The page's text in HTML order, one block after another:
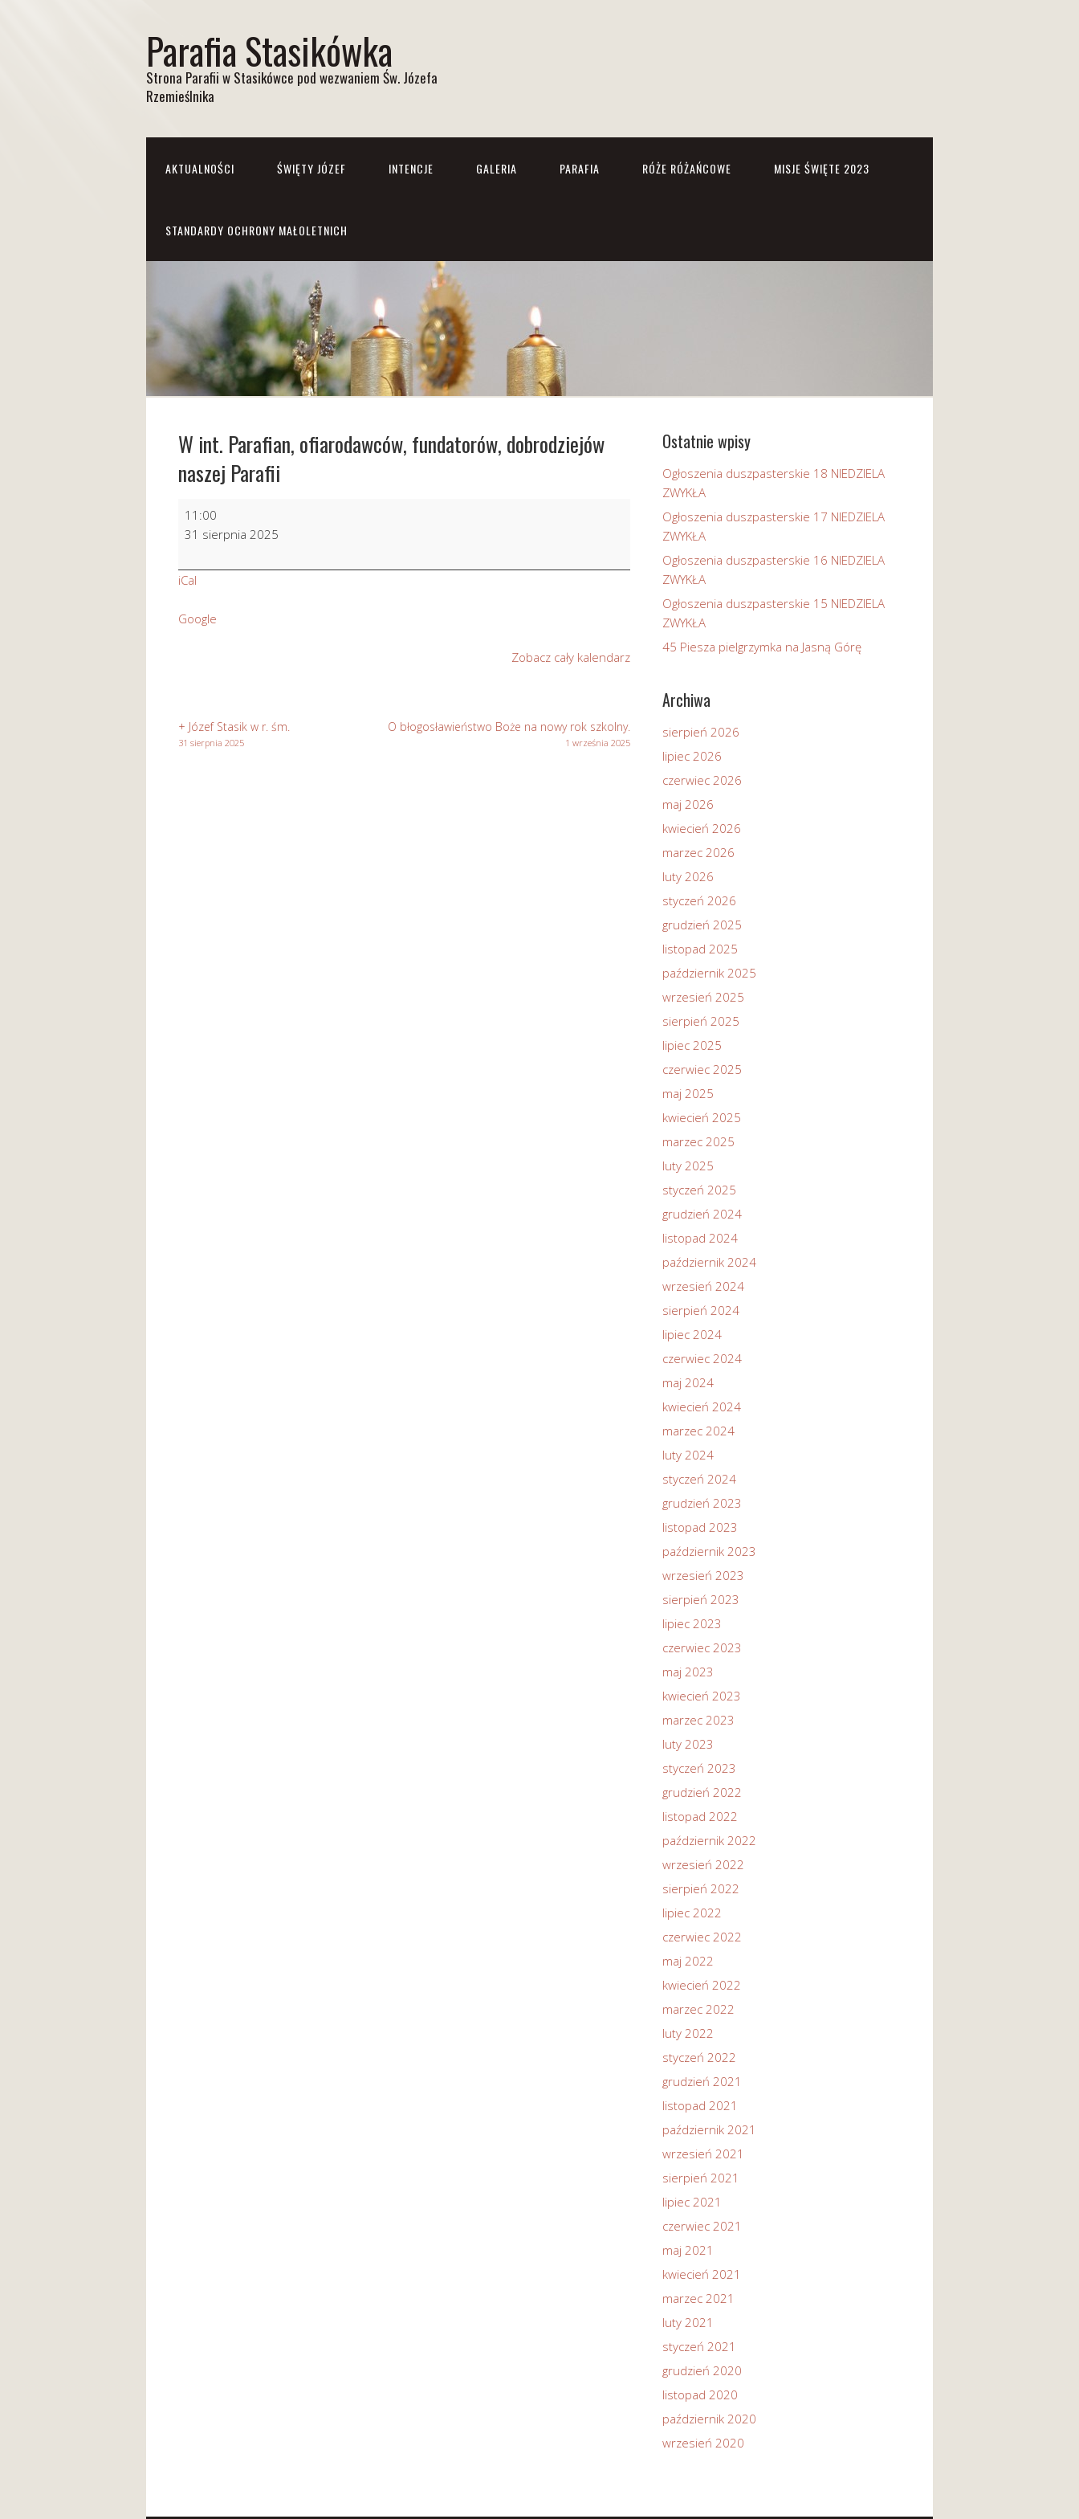
Parafia Stasikówka
Strona Parafii w Stasikówce pod wezwaniem Św. Józefa
Rzemieślnika
AKTUALNOŚCI ŚWIĘTY JÓZEF INTENCJE GALERIA PARAFIA RÓŻE RÓŻAŃCOWE MISJE ŚWIĘTE 2023
STANDARDY OCHRONY MAŁOLETNICH
W int. Parafian, ofiarodawców, fundatorów, dobrodziejów
naszej Parafii
W
int.
Parafian,
ofiarodawców,
fundatorów,
naszej
11:00
31 sierpnia 2025
iCal
Google
Zobacz cały kalendarz
+ Józef Stasik w r. śm.
31 sierpnia 2025
O błogosławieństwo Boże na nowy rok szkolny.
1 września 2025
Ostatnie wpisy
Ogłoszenia duszpasterskie 18 NIEDZIELA
ZWYKŁA
Ogłoszenia duszpasterskie 17 NIEDZIELA
ZWYKŁA
Ogłoszenia duszpasterskie 16 NIEDZIELA
ZWYKŁA
Ogłoszenia duszpasterskie 15 NIEDZIELA
ZWYKŁA
45 Piesza pielgrzymka na Jasną Górę
Archiwa
sierpień 2026
lipiec 2026
czerwiec 2026
maj 2026
kwiecień 2026
marzec 2026
luty 2026
styczeń 2026
grudzień 2025
listopad 2025
październik 2025
wrzesień 2025
sierpień 2025
lipiec 2025
czerwiec 2025
maj 2025
kwiecień 2025
marzec 2025
luty 2025
styczeń 2025
grudzień 2024
listopad 2024
październik 2024
wrzesień 2024
sierpień 2024
lipiec 2024
czerwiec 2024
maj 2024
kwiecień 2024
marzec 2024
luty 2024
styczeń 2024
grudzień 2023
listopad 2023
październik 2023
wrzesień 2023
sierpień 2023
lipiec 2023
czerwiec 2023
maj 2023
kwiecień 2023
marzec 2023
luty 2023
styczeń 2023
grudzień 2022
listopad 2022
październik 2022
wrzesień 2022
sierpień 2022
lipiec 2022
czerwiec 2022
maj 2022
kwiecień 2022
marzec 2022
luty 2022
styczeń 2022
grudzień 2021
listopad 2021
październik 2021
wrzesień 2021
sierpień 2021
lipiec 2021
czerwiec 2021
maj 2021
kwiecień 2021
marzec 2021
luty 2021
styczeń 2021
grudzień 2020
listopad 2020
październik 2020
wrzesień 2020